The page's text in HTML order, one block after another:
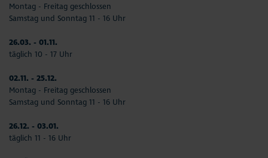
Montag - Freitag geschlossen
Samstag und Sonntag 11 - 16 Uhr
26.03. - 01.11.
täglich 10 - 17 Uhr
02.11. - 25.12.
Montag - Freitag geschlossen
Samstag und Sonntag 11 - 16 Uhr
26.12. - 03.01.
täglich 11 - 16 Uhr